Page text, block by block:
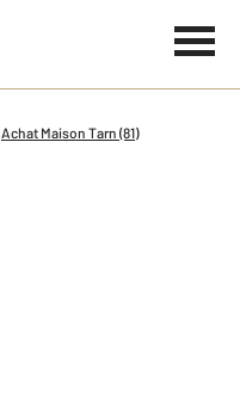
Achat Maison Tarn (81)